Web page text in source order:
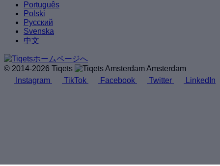
Português
Polski
Русский
Svenska
中文
© 2014-2026 Tiqets
Amsterdam
Instagram
TikTok Facebook Twitter LinkedIn